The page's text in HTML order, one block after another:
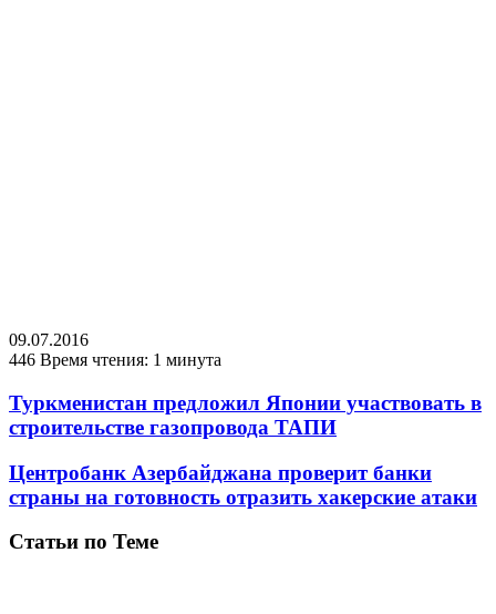
09.07.2016
446 Время чтения: 1 минута
Туркменистан предложил Японии участвовать в
строительстве газопровода ТАПИ
Центробанк Азербайджана проверит банки
страны на готовность отразить хакерские атаки
Статьи по Теме